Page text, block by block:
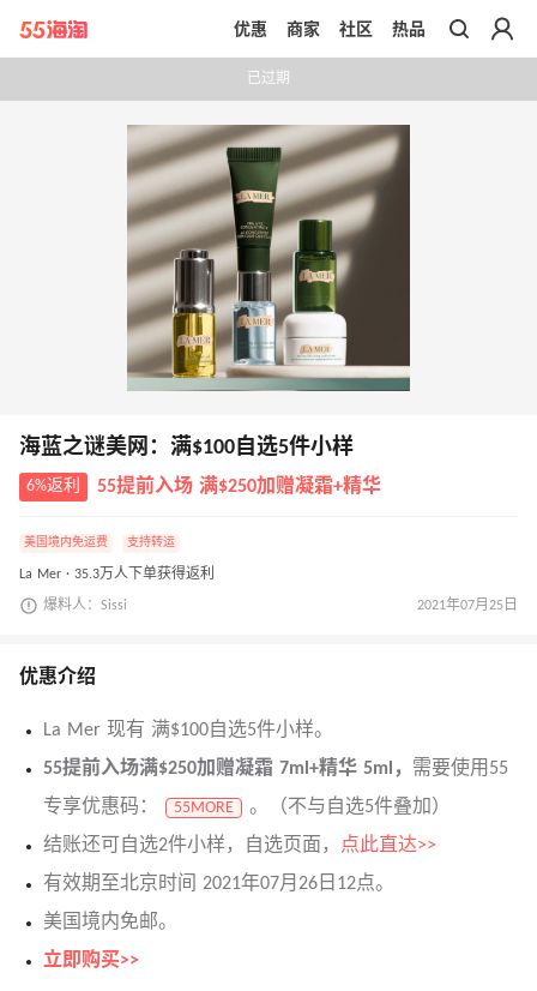
带你去官网买正品
优惠 商家 社区 热品
已过期
海蓝之谜美网：满$100自选5件小样
6%返利 55提前入场 满$250加赠凝霜+精华
美国境内免运费 支持转运
La Mer · 35.3万人下单获得返利
爆料人：Sissi 2021年07月25日
优惠介绍
La Mer 现有 满$100自选5件小样。
55提前入场满$250加赠凝霜 7ml+精华 5ml， 需要使用55
专享优惠码：
55MORE
。（不与自选5件叠加）
结账还可自选2件小样，自选页面，
点此直达>>
有效期至北京时间 2021年07月26日12点。
美国境内免邮。
立即购买>>